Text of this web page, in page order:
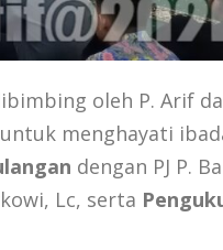
oleh P. Arif
menghayati
dengan PJ P.
Lc, serta